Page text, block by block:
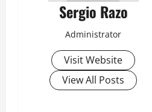
Sergio Razo
Administrator
Visit Website
View All Posts